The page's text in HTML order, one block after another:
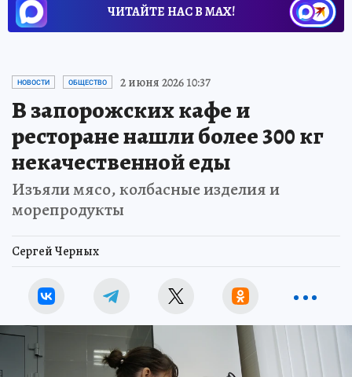
ЧИТАЙТЕ НАС В МАХ!
НОВОСТИ ОБЩЕСТВО 2 июня 2026 10:37
В запорожских кафе и
ресторане нашли более 300 кг
некачественной еды
Изъяли мясо, колбасные изделия и
морепродукты
Сергей Черных